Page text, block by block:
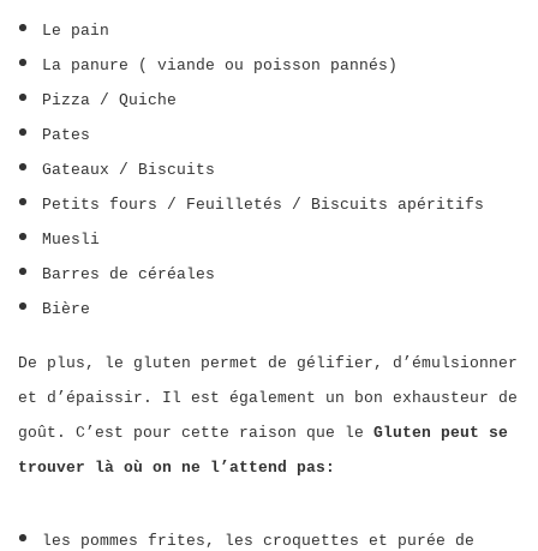
Le pain
La panure ( viande ou poisson pannés)
Pizza / Quiche
Pates
Gateaux / Biscuits
Petits fours / Feuilletés / Biscuits apéritifs
Muesli
Barres de céréales
Bière
De plus, le gluten permet de gélifier, d’émulsionner
et d’épaissir. Il est également un bon exhausteur de
goût. C’est pour cette raison que le Gluten peut se
trouver là où on ne l’attend pas:
les pommes frites, les croquettes et purée de